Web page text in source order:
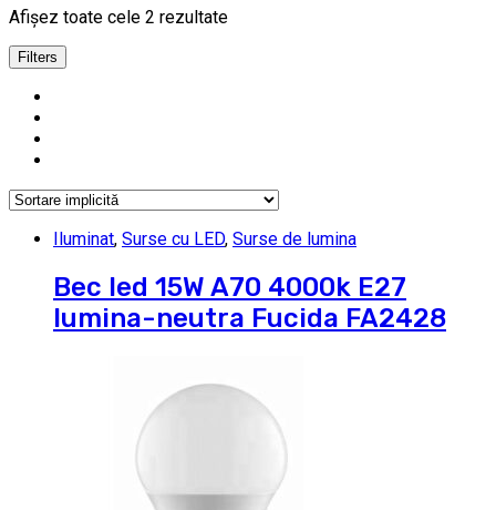
Afișez toate cele 2 rezultate
Filters
Iluminat, Surse cu LED, Surse de lumina
Bec led 15W A70 4000k E27
lumina-neutra Fucida FA2428